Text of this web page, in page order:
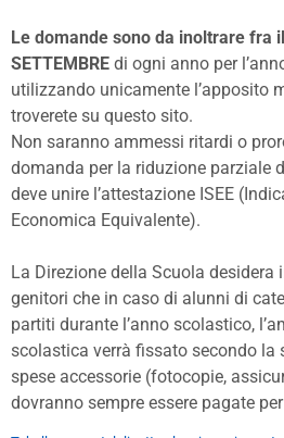
Le domande sono da inoltrare fra
SETTEMBRE di ogni anno per
utilizzando unicamente l’apposito
troverete su questo sito.
Non saranno ammessi ritardi o
domanda per la riduzione parziale
deve unire l’attestazione ISEE
Economica Equivalente).
La Direzione della Scuola desidera
genitori che in caso di alunni di
partiti durante l’anno scolastico,
scolastica verrà fissato secondo la
spese accessorie (fotocopie,
dovranno sempre essere pagate